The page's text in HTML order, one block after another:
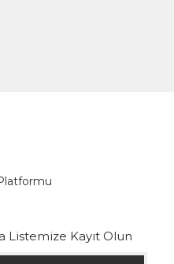
Listemize Kayıt Olun